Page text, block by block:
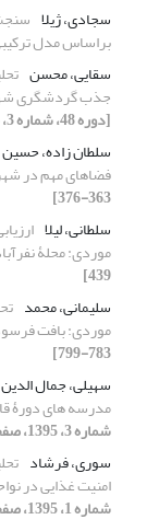
سجادی، ژیلا
براساس مدل
سقایی، محسن
جذب گردشگری
[دوره 48، شماره 3، 1395، صفحه 407-427]
سلطان زاده، حسین
فضاهای مهم در
363-376]
سلطانی، لیلا
موردی: محلۀ
439]
سلیمانی، محمد
موردی: بافت
783-799]
سهیلی، جمال الدین
مدرسه های دورۀ
شماره 3، 1395، صفحه 475-491]
سوری، فرشاد
امنیت غذایی در
شماره 1، 1395، صفحه 197-209]